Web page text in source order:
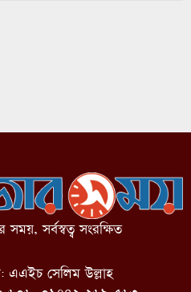
সর্বস্বত্ব সংরক্ষিত
এএইচ সেলিম উল্লাহ